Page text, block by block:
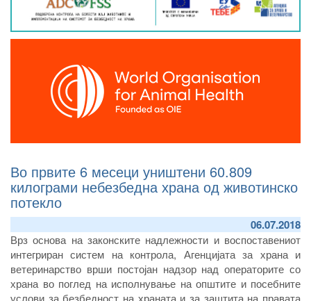
Во првите 6 месеци уништени 60.809
килограми небезбедна храна од животинско
потекло
06.07.2018
Врз основа на законските надлежности и воспоставениот
интегриран систем на контрола, Агенцијата за храна и
ветеринарство врши постојан надзор над операторите со
храна во поглед на исполнување на општите и посебните
услови за безбедност на храната и за заштита на правата